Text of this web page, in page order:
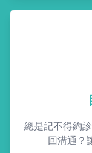
總是記不得約
回溝通？